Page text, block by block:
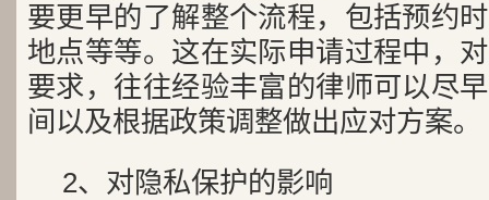
要更早的了解整个流程，包括预约
地点等等。这在实际申请过程中，
要求，往往经验丰富的律师可以尽
间以及根据政策调整做出应对方案。
2、对隐私保护的影响